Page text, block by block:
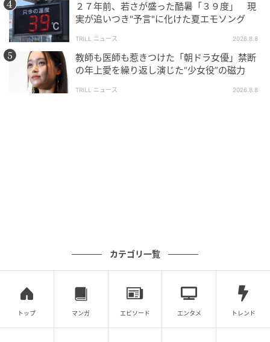
り、だからこそ「本当の夏が来た」の言いきりに迷い
がない。誰かに教わった夏ではなく、自分が見つけた
夏を、自分の声で名づけ直す。その所作が、サビごと
に繰り返される。
歌声は、この副詞を支えるためにある。サビの語頭で
全部の意味が分かる。最後の音が消えたあとの数秒
か、と腑に落ちる。
２７年前、若さが盛った酷暑「３９度」 現
実が追いつき"予言"に化けた夏エモソング
TRILL ニュース 2026.8.8
教師も医師も惹きつけた「朝ドラ女優」禁断
の年上愛を繰り返し演じた“少女役”の磁力
TRILL ニュース 2026.8.8
カテゴリ一覧
トップ マンガ エピソード エンタメ トレンド